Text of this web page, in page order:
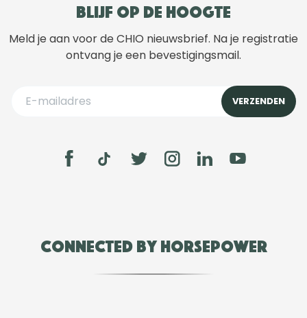
Blijf op de hoogte
Meld je aan voor de CHIO nieuwsbrief. Na je registratie
ontvang je een bevestigingsmail.
Connected by Horsepower